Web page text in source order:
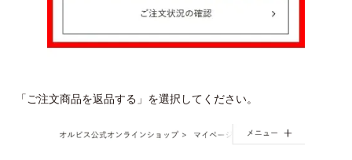
「ご注文商品を返品する」を選択してください。